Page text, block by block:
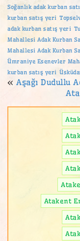
Soğanlık adak kurban
kurban satış yeri
adak kurban satış yeri
Mahallesi Adak Kurban
Mahallesi Adak Kurban
Ümraniye Esenevler
kurban satış yeri
« Aşağı Dudullu
Atakent